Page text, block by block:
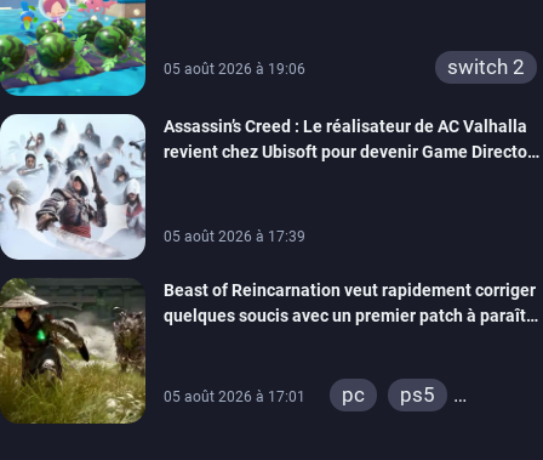
05 août 2026 à 19:06 switch 2
Assassin’s Creed : Le réalisateur de AC Valhalla
revient chez Ubisoft pour devenir Game Director
05 août 2026 à 17:39
Beast of Reincarnation veut rapidement corriger
quelques soucis avec un premier patch à paraître
05 août 2026 à 17:01 pc
ps5